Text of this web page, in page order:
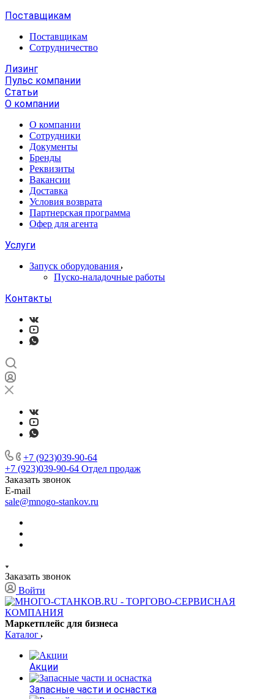
Поставщикам
Поставщикам
Сотрудничество
Лизинг
Пульс компании
Статьи
О компании
О компании
Сотрудники
Документы
Бренды
Реквизиты
Вакансии
Доставка
Условия возврата
Партнерская программа
Офер для агента
Услуги
Запуск оборудования
Пуско-наладочные работы
Контакты
+7 (923)039-90-64
+7 (923)039-90-64 Отдел продаж
Заказать звонок
E-mail
sale@mnogo-stankov.ru
Заказать звонок
Войти
Маркетплейс для бизнеса
Каталог
Акции
Запасные части и оснастка